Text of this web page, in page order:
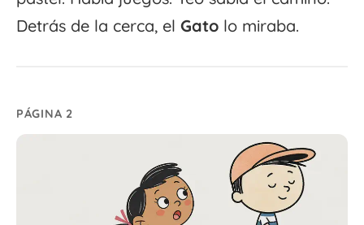
Detrás de la cerca, el Gato lo miraba.
PÁGINA 2